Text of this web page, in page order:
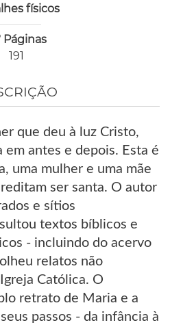
físicos
Páginas
191
que deu à luz Cristo,
antes e depois. Esta é
uma mulher e uma mãe
ser santa. O autor
e sítios
textos bíblicos e
- incluindo do acervo
relatos não
Católica. O
retrato de Maria e a
passos - da infância à